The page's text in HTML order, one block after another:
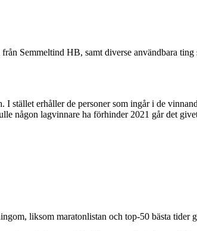
Semmeltind HB, samt diverse användbara ting
erhåller de personer som ingår i de
någon lagvinnare ha förhinder 2021 går det
liksom maratonlistan och top-50 bästa tider